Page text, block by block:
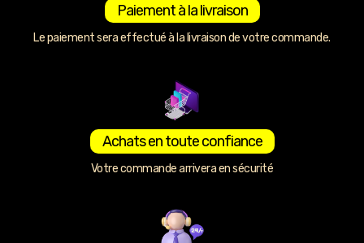
Paiement à la livraison
Le paiement sera effectué à la livraison de votre commande.
Achats en toute confiance
Votre commande arrivera en sécurité